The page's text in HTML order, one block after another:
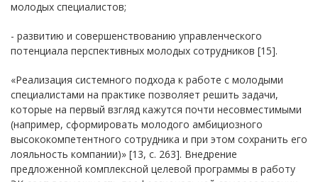
молодых специалистов;
- развитию и совершенствованию управленческого
потенциала перспективных молодых сотрудников [15].
«Реализация системного подхода к работе с молодыми
специалистами на практике позволяет решить задачи,
которые на первый взгляд кажутся почти несовместимыми
(например, сформировать молодого амбициозного
высококомпетентного сотрудника и при этом сохранить его
лояльность компании)» [13, с. 263]. Внедрение
предложенной комплексной целевой программы в работу